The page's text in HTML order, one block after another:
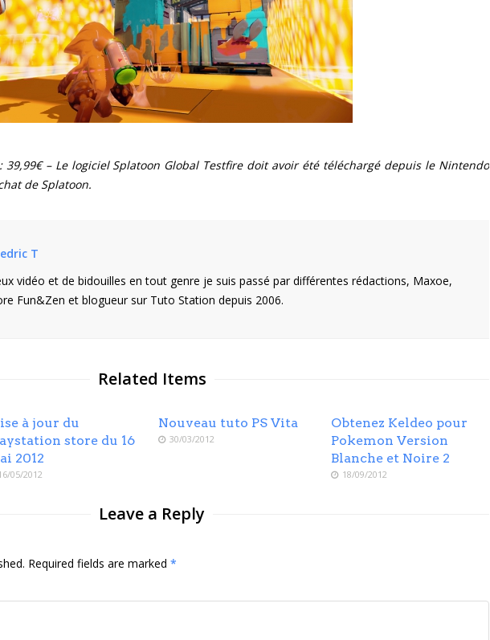
– Le logiciel Splatoon Global Testfire doit avoir été téléchargé depuis le Nintendo
de Splatoon.
T
vidéo et de bidouilles en tout genre je suis passé par différentes rédactions, Maxoe,
Fun&Zen et blogueur sur Tuto Station depuis 2006.
Related Items
à jour du
store du 16
2012
05/2012
Nouveau tuto PS Vita
30/03/2012
Obtenez Keldeo pour
Pokemon Version
Blanche et Noire 2
18/09/2012
Leave a Reply
Required fields are marked *